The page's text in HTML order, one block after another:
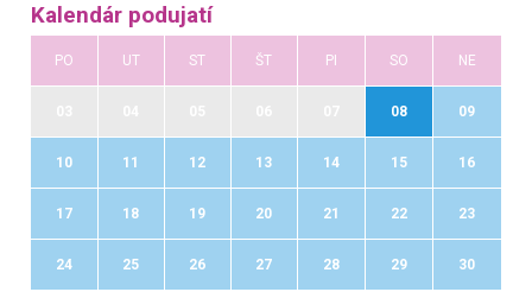
Kalendár podujatí
PO UT ST ŠT PI SO NE
08 09
10 11 12 13 14 15 16
17 18 19 20 21 22 23
24 25 26 27 28 29 30